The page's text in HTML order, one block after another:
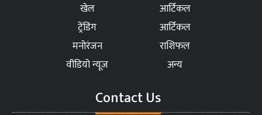
खेल
आर्टिकल
ट्रेंडिंग
आर्टिकल
मनोरंजन
राशिफल
वीडियो न्यूज
अन्य
Contact Us